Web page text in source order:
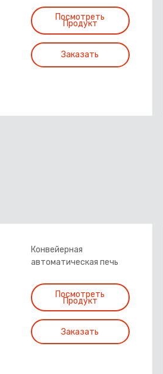
Посмотреть
Продукт
Заказать
Конвейерная
автоматическая печь
Посмотреть
Продукт
Заказать